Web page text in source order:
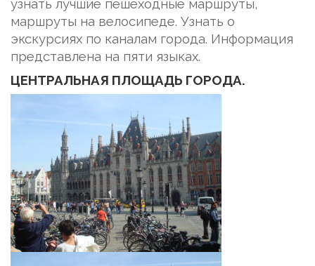
узнать лучшие пешеходные маршруты,
маршруты на велосипеде. Узнать о
экскурсиях по каналам города. Информация
представлена на пяти языках.
ЦЕНТРАЛЬНАЯ ПЛОЩАДЬ ГОРОДА.